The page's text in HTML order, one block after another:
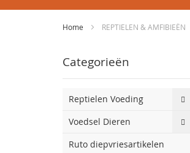
Home REPTIELEN & AMFIBIEËN
Categorieën
Reptielen Voeding
Voedsel Dieren
Ruto diepvriesartikelen